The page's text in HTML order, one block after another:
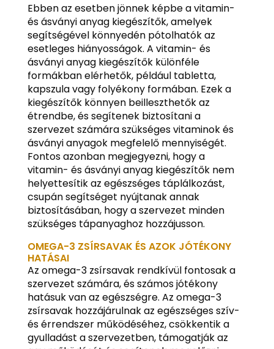
Ebben az esetben jönnek képbe a vitamin-
és ásványi anyag kiegészítők, amelyek
segítségével könnyedén pótolhatók az
esetleges hiányosságok. A vitamin- és
ásványi anyag kiegészítők különféle
formákban elérhetők, például tabletta,
kapszula vagy folyékony formában. Ezek a
kiegészítők könnyen beilleszthetők az
étrendbe, és segítenek biztosítani a
szervezet számára szükséges vitaminok és
ásványi anyagok megfelelő mennyiségét.
Fontos azonban megjegyezni, hogy a
vitamin- és ásványi anyag kiegészítők nem
helyettesítik az egészséges táplálkozást,
csupán segítséget nyújtanak annak
biztosításában, hogy a szervezet minden
szükséges tápanyaghoz hozzájusson.
OMEGA-3 ZSÍRSAVAK ÉS AZOK JÓTÉKONY
HATÁSAI
Az omega-3 zsírsavak rendkívül fontosak a
szervezet számára, és számos jótékony
hatásuk van az egészségre. Az omega-3
zsírsavak hozzájárulnak az egészséges szív-
és érrendszer működéséhez, csökkentik a
gyulladást a szervezetben, támogatják az